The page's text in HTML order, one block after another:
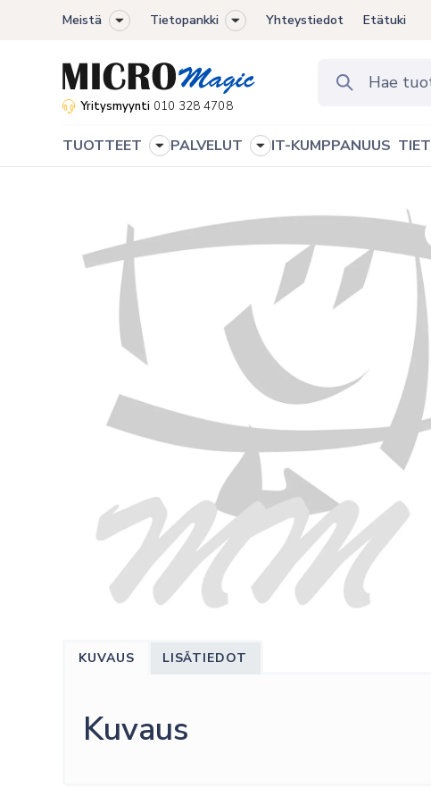
Meistä
Toggle
menu
Tietopankki
Toggle
menu
Yhteystiedot Etätuki
Yritysmyynti 010 328 4708
TUOTTEET
Toggle
PALVELUT
Toggle
IT-KUMPPANUUS
KUVAUS LISÄTIEDOT
Kuvaus